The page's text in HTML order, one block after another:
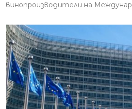
винопроизводители на